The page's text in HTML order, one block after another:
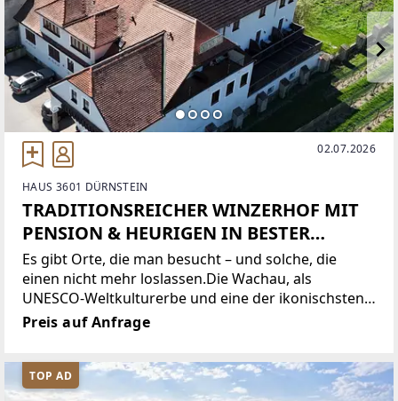
02.07.2026
HAUS 3601 DÜRNSTEIN
TRADITIONSREICHER WINZERHOF MIT
PENSION & HEURIGEN IN BESTER
WACHAUER LAGE
Es gibt Orte, die man besucht – und solche, die
einen nicht mehr loslassen.Die Wachau, als
UNESCO-Weltkulturerbe und eine der ikonischsten
Weinregionen Europas, steht für eine einzigartige
Verbindung aus Natur, Geschichte und gelebter
Weinkultur.Entlang
Preis auf Anfrage
TOP AD